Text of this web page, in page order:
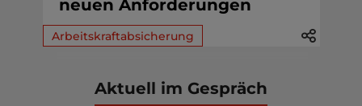
neuen Anforderungen
Arbeitskraftabsicherung
Aktuell im Gespräch